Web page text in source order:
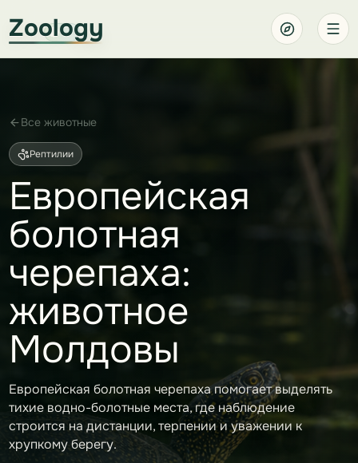
Zoology
Все животные
Рептилии
Европейская
болотная
черепаха:
животное
Молдовы
Европейская болотная черепаха помогает выделять
тихие водно-болотные места, где наблюдение
строится на дистанции, терпении и уважении к
хрупкому берегу.